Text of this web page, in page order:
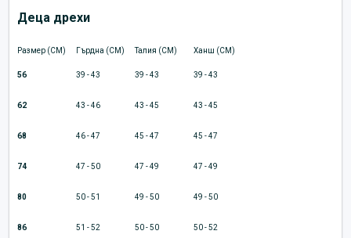
Деца дрехи
Размер (CM) Гърдна (CM) Талия (CM) Ханш (CM)
56 39 - 43 39 - 43 39 - 43
62 43 - 46 43 - 45 43 - 45
68 46 - 47 45 - 47 45 - 47
74 47 - 50 47 - 49 47 - 49
80 50 - 51 49 - 50 49 - 50
86 51 - 52 50 - 50 50 - 52